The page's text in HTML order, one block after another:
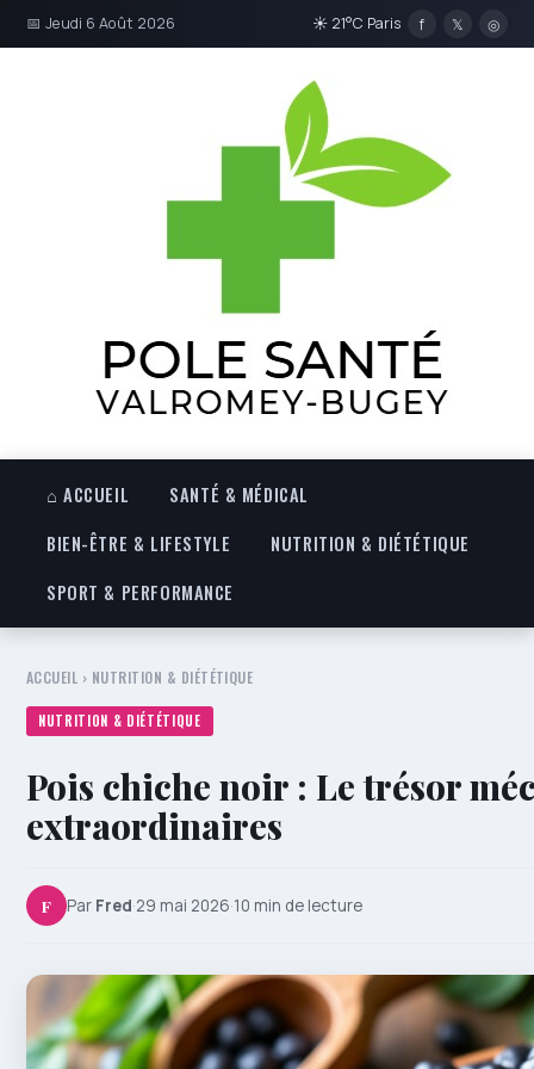
📅 Jeudi 6 Août 2026 ☀ 21°C Paris f 𝕏 ◎
⌂ ACCUEIL
SANTÉ & MÉDICAL
BIEN-ÊTRE & LIFESTYLE
NUTRITION & DIÉTÉTIQUE
SPORT & PERFORMANCE
ACCUEIL › NUTRITION & DIÉTÉTIQUE
NUTRITION & DIÉTÉTIQUE
Pois chiche noir : Le trésor
extraordinaires
F Par Fred·29 mai 2026·10 min de lecture